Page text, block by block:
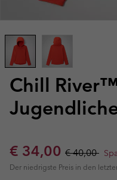
Chill
Sale price:
€ 34,00 Regular
€ 40,00
Der niedrigste Preis in den